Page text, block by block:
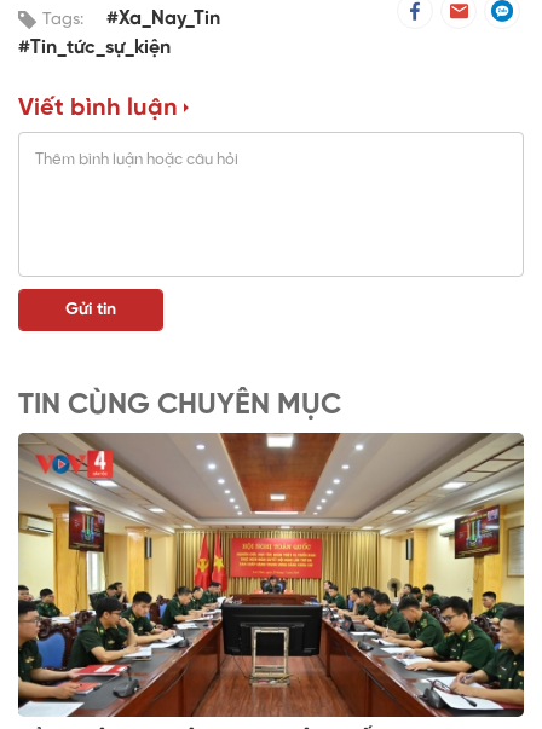
Tags:
#Xa_Nay_Tin
#Tin_tức_sự_kiện
Viết bình luận
TIN CÙNG CHUYÊN MỤC